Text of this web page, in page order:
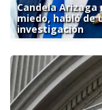
Candela
miedo, habló de
investigación